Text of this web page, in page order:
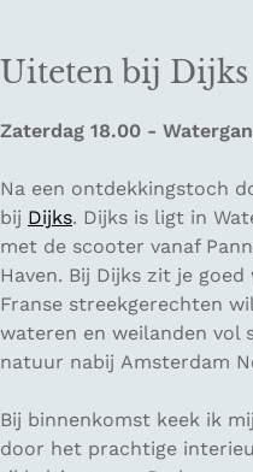
Uiteten bij Dijks
Zaterdag 18.00 -
Na een ontdekkingstoch
bij Dijks. Dijks is ligt in
met de scooter vanaf
Haven. Bij Dijks zit je
Franse streekgerechten
wateren en weilanden vol
natuur nabij Amsterdam
Bij binnenkomst keek ik
door het prachtige